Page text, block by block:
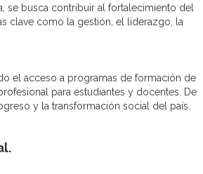
se busca contribuir al fortalecimiento del
clave como la gestión, el liderazgo, la
el acceso a programas de formación de
para estudiantes y docentes. De
y la transformación social del país.